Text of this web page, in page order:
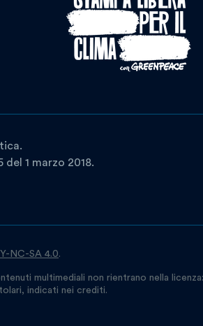
1 marzo 2018.
NC-SA 4.0.
multimediali non rientrano nella
indicati nei crediti.